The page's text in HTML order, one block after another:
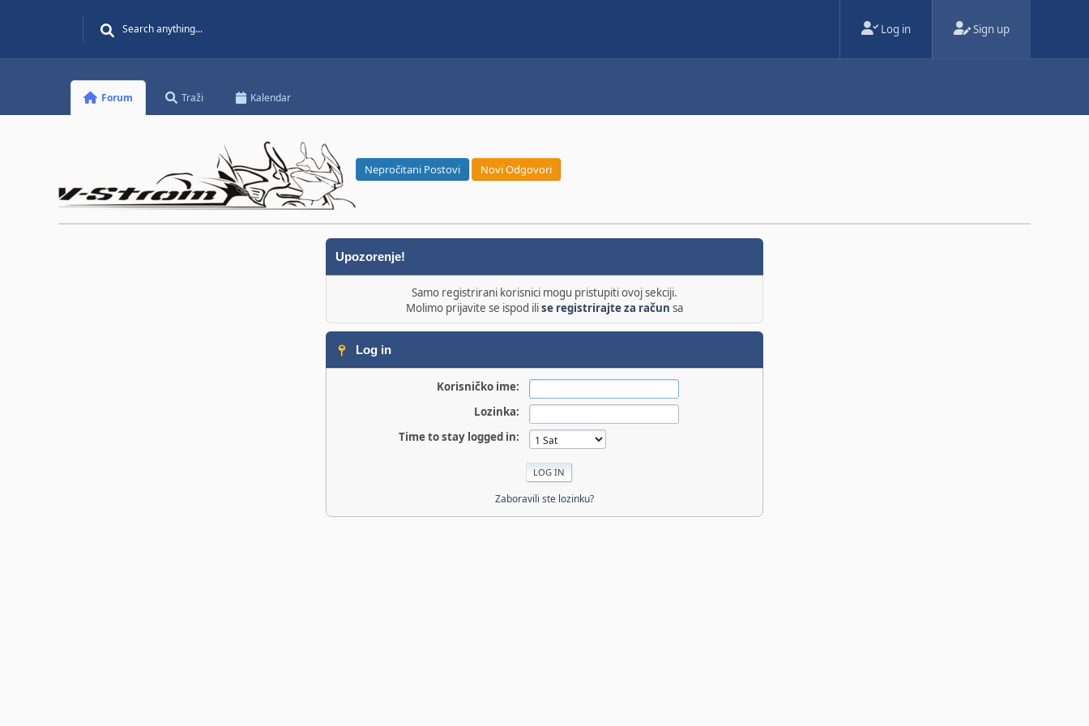
Log in Sign up
Forum Traži Kalendar
Nepročitani Postovi Novi Odgovori
Upozorenje!
Samo registrirani korisnici mogu pristupiti ovoj sekciji.
Molimo prijavite se ispod ilise registrirajte za račun sa
Log in
Korisničko ime:
Lozinka:
Time to stay logged in:
Zaboravili ste lozinku?